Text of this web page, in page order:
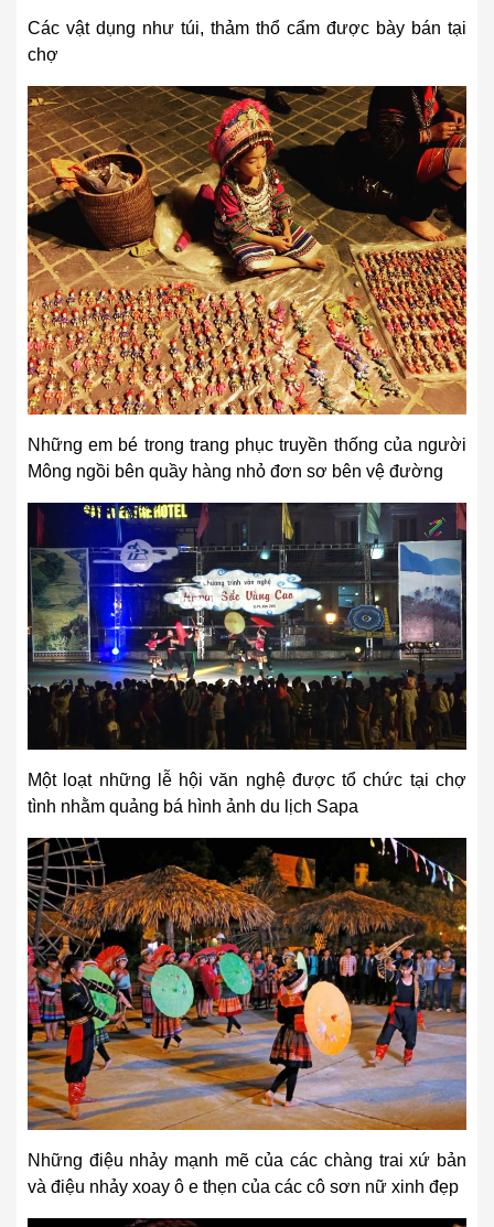
Các vật dụng như túi, thảm thổ cẩm được bày bán tại
chợ
Những em bé trong trang phục truyền thống của người
Mông ngồi bên quầy hàng nhỏ đơn sơ bên vệ đường
Một loạt những lễ hội văn nghệ được tổ chức tại chợ
tình nhằm quảng bá hình ảnh du lịch Sapa
Những điệu nhảy mạnh mẽ của các chàng trai xứ bản
và điệu nhảy xoay ô e thẹn của các cô sơn nữ xinh đẹp